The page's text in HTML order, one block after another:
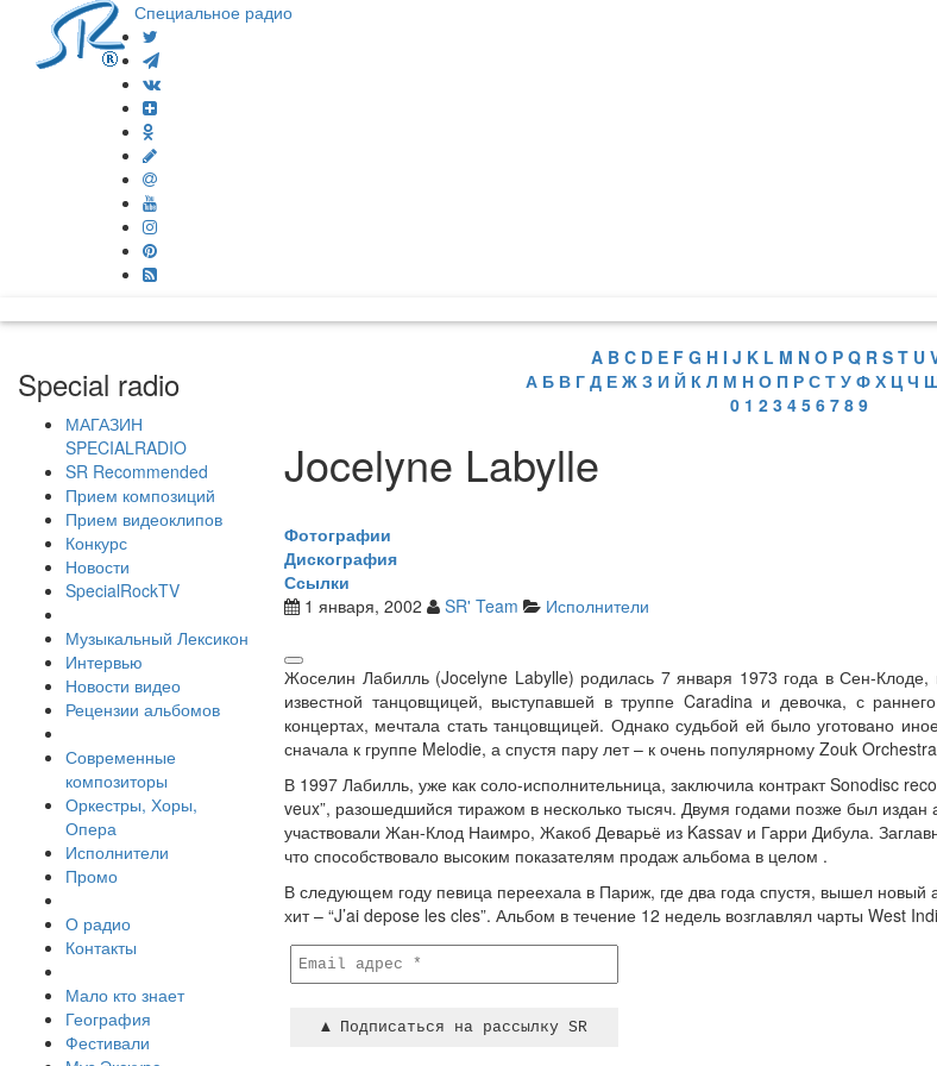
Специальное радио
Special radio
МАГАЗИН
SPECIALRADIO
SR Recommended
Прием композиций
Прием видеоклипов
Конкурс
Новости
SpecialRockTV
Музыкальный Лексикон
Интервью
Новости видео
Рецензии альбомов
Современные
композиторы
Оркестры, Хоры,
Опера
Исполнители
Промо
О радио
Контакты
Мало кто знает
География
Фестивали
A B C D E F G H I J K L M N O P Q R S T U
А Б В Г Д Е Ж З И Й К Л М Н О П Р С Т У Ф Х Ц Ч
0 1 2 3 4 5 6 7 8 9
Jocelyne Labylle
Фотографии
Дискография
Ссылки
1 января, 2002
SR' Team Исполнители
Жоселин Лабилль (Jocelyne Labylle) родилась 7 января 1973 года в Сен-
известной танцовщицей, выступавшей в труппе Caradina и девочка, с
концертах, мечтала стать танцовщицей. Однако судьбой ей было уготовано
сначала к группе Melodie, а спустя пару лет – к очень популярному Zouk
В 1997 Лабилль, уже как соло-исполнительница, заключила контракт Sonodisc
veux”, разошедшийся тиражом в несколько тысяч. Двумя годами позже был издан
участвовали Жан-Клод Наимро, Жакоб Деварьё из Kassav и Гарри Дибула.
что способствовало высоким показателям продаж альбома в целом .
В следующем году певица переехала в Париж, где два года спустя, вышел новый
хит – “J’ai depose les cles”. Альбом в течение 12 недель возглавлял чарты West